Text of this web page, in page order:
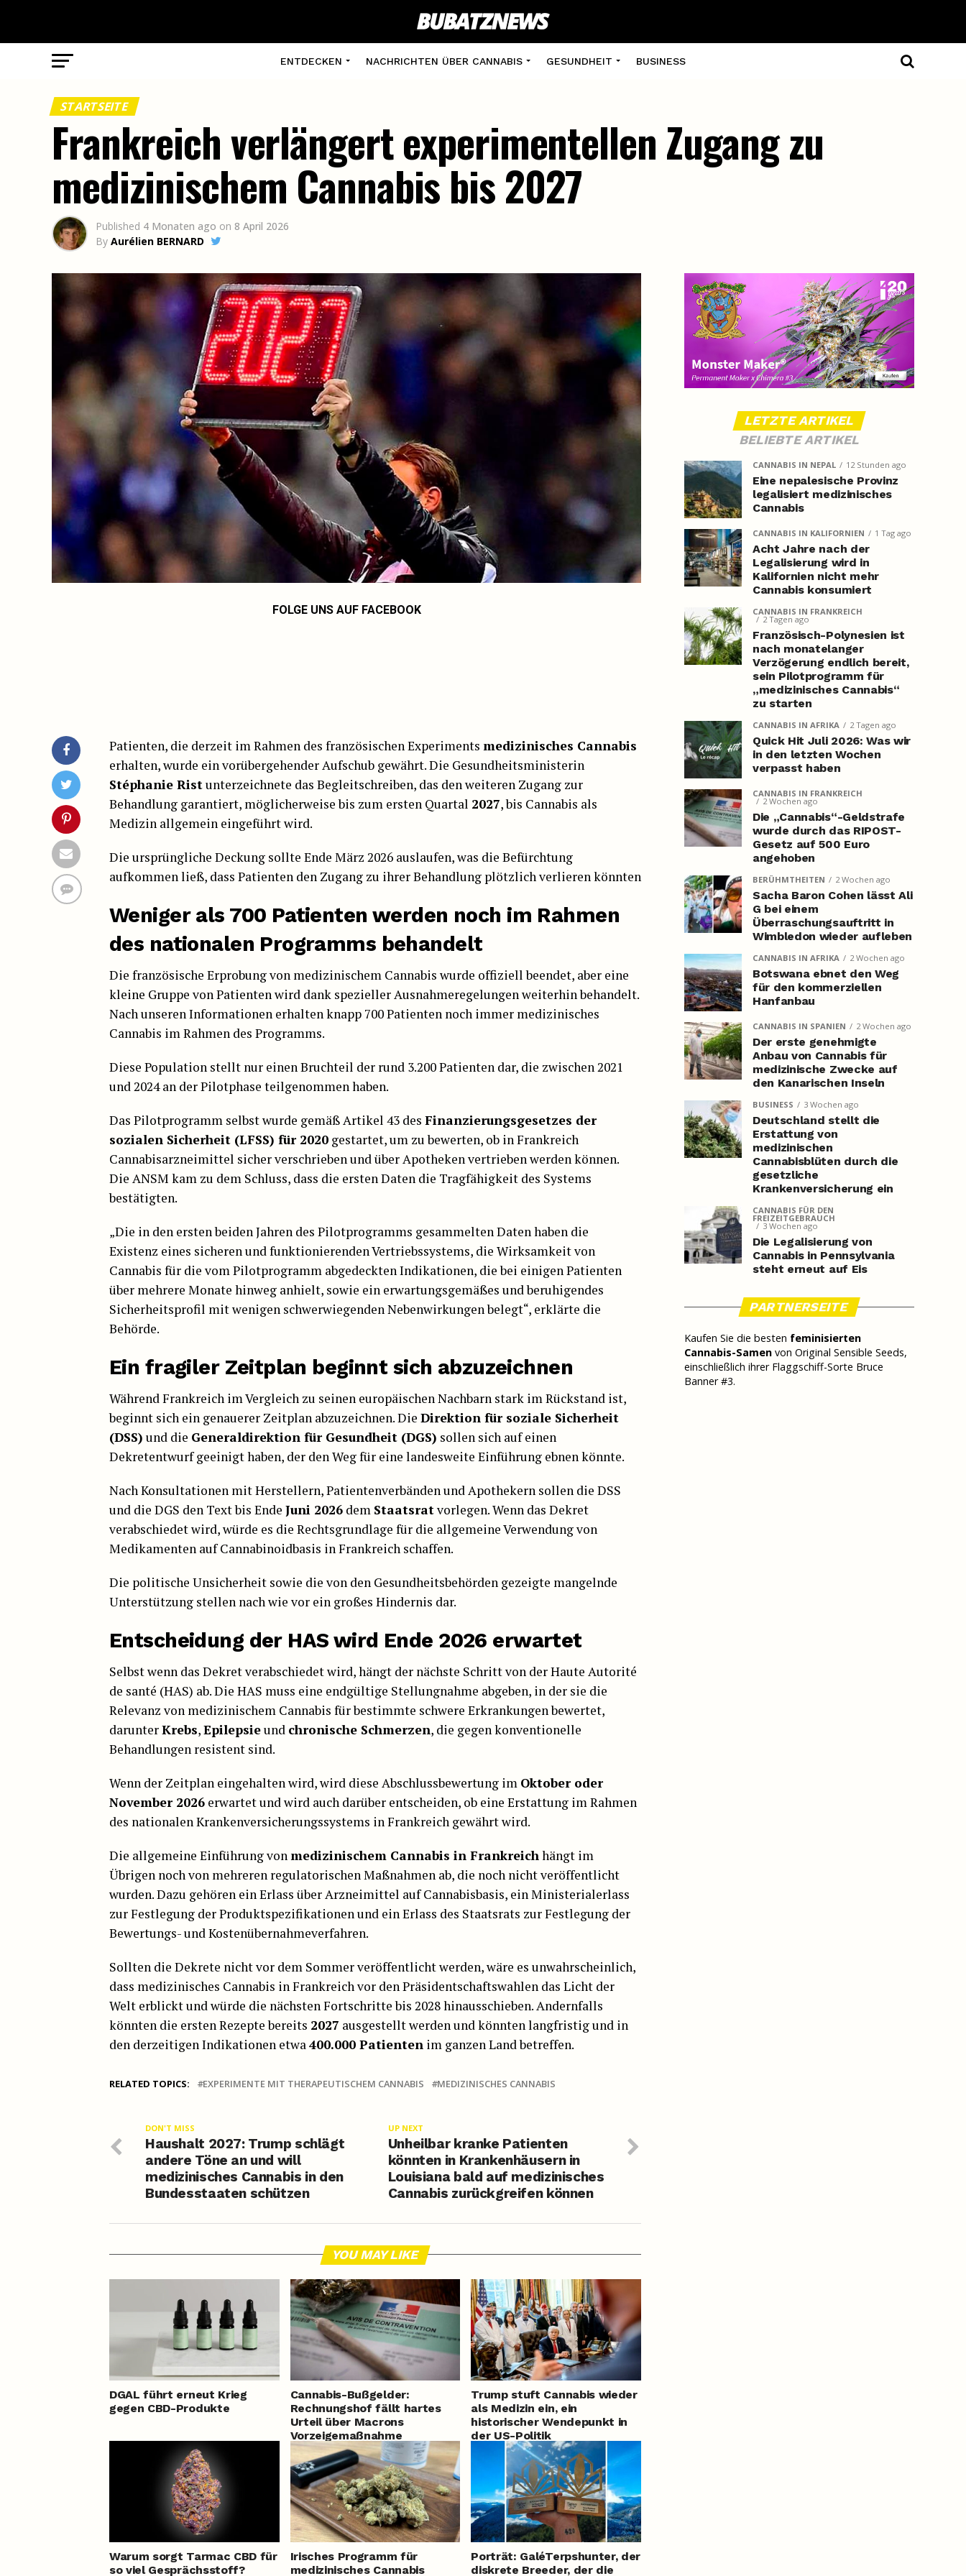
ENTDECKEN NACHRICHTEN ÜBER CANNABIS GESUNDHEIT BUSINESS
STARTSEITE
Frankreich verlängert experimentellen Zugang zu
medizinischem Cannabis bis 2027
Published 4 Monaten ago on 8 April 2026
By Aurélien BERNARD
FOLGE UNS AUF FACEBOOK
Patienten, die derzeit im Rahmen des französischen Experiments medizinisches Cannabis
erhalten, wurde ein vorübergehender Aufschub gewährt. Die Gesundheitsministerin
Stéphanie Ristunterzeichnete das Begleitschreiben, das den weiteren Zugang zur
Behandlung garantiert, möglicherweise bis zum ersten Quartal 2027, bis Cannabis als
Medizin allgemein eingeführt wird.
Die ursprüngliche Deckung sollte Ende März 2026 auslaufen, was die Befürchtung
aufkommen ließ, dass Patienten den Zugang zu ihrer Behandlung plötzlich verlieren könnten
Weniger als 700 Patienten werden noch im Rahmen
des nationalen Programms behandelt
Die französische Erprobung von medizinischem Cannabis wurde offiziell beendet, aber eine
kleine Gruppe von Patienten wird dank spezieller Ausnahmeregelungen weiterhin behandelt.
Nach unseren Informationen erhalten knapp 700 Patienten noch immer medizinisches
Cannabis im Rahmen des Programms.
Diese Population stellt nur einen Bruchteil der rund 3.200 Patienten dar, die zwischen 2021
und 2024 an der Pilotphase teilgenommen haben.
Das Pilotprogramm selbst wurde gemäß Artikel 43 des Finanzierungsgesetzes der
sozialen Sicherheit (LFSS) für 2020 gestartet, um zu bewerten, ob in Frankreich
Cannabisarzneimittel sicher verschrieben und über Apotheken vertrieben werden können.
Die ANSM kam zu dem Schluss, dass die ersten Daten die Tragfähigkeit des Systems
bestätigten.
„Die in den ersten beiden Jahren des Pilotprogramms gesammelten Daten haben die
Existenz eines sicheren und funktionierenden Vertriebssystems, die Wirksamkeit von
Cannabis für die vom Pilotprogramm abgedeckten Indikationen, die bei einigen Patienten
über mehrere Monate hinweg anhielt, sowie ein erwartungsgemäßes und beruhigendes
Sicherheitsprofil mit wenigen schwerwiegenden Nebenwirkungen belegt“, erklärte die
Behörde.
Ein fragiler Zeitplan beginnt sich abzuzeichnen
Während Frankreich im Vergleich zu seinen europäischen Nachbarn stark im Rückstand ist,
beginnt sich ein genauerer Zeitplan abzuzeichnen. Die Direktion für soziale Sicherheit
(DSS) und die Generaldirektion für Gesundheit (DGS) sollen sich auf einen
Dekretentwurf geeinigt haben, der den Weg für eine landesweite Einführung ebnen könnte.
Nach Konsultationen mit Herstellern, Patientenverbänden und Apothekern sollen die DSS
und die DGS den Text bis Ende Juni 2026 dem Staatsratvorlegen. Wenn das Dekret
verabschiedet wird, würde es die Rechtsgrundlage für die allgemeine Verwendung von
Medikamenten auf Cannabinoidbasis in Frankreich schaffen.
Die politische Unsicherheit sowie die von den Gesundheitsbehörden gezeigte mangelnde
Unterstützung stellen nach wie vor ein großes Hindernis dar.
Entscheidung der HAS wird Ende 2026 erwartet
Selbst wenn das Dekret verabschiedet wird, hängt der nächste Schritt von der Haute Autorité
de santé (HAS) ab. Die HAS muss eine endgültige Stellungnahme abgeben, in der sie die
Relevanz von medizinischem Cannabis für bestimmte schwere Erkrankungen bewertet,
darunterKrebs,Epilepsieund chronische Schmerzen, die gegen konventionelle
Behandlungen resistent sind.
Wenn der Zeitplan eingehalten wird, wird diese Abschlussbewertung im Oktober oder
November 2026 erwartet und wird auch darüber entscheiden, ob eine Erstattung im Rahmen
des nationalen Krankenversicherungssystems in Frankreich gewährt wird.
Die allgemeine Einführung von medizinischem Cannabis in Frankreich hängt im
Übrigen noch von mehreren regulatorischen Maßnahmen ab, die noch nicht veröffentlicht
wurden. Dazu gehören ein Erlass über Arzneimittel auf Cannabisbasis, ein Ministerialerlass
zur Festlegung der Produktspezifikationen und ein Erlass des Staatsrats zur Festlegung der
Bewertungs- und Kostenübernahmeverfahren.
Sollten die Dekrete nicht vor dem Sommer veröffentlicht werden, wäre es unwahrscheinlich,
dass medizinisches Cannabis in Frankreich vor den Präsidentschaftswahlen das Licht der
Welt erblickt und würde die nächsten Fortschritte bis 2028 hinausschieben. Andernfalls
könnten die ersten Rezepte bereits 2027 ausgestellt werden und könnten langfristig und in
den derzeitigen Indikationen etwa 400.000 Patienten im ganzen Land betreffen.
RELATED TOPICS: EXPERIMENTE MIT THERAPEUTISCHEM CANNABIS MEDIZINISCHES CANNABIS
UP NEXT
Unheilbar kranke Patienten
könnten in Krankenhäusern in
Louisiana bald auf medizinisches
Cannabis zurückgreifen können
DON'T MISS
Haushalt 2027: Trump schlägt
andere Töne an und will
medizinisches Cannabis in den
Bundesstaaten schützen
YOU MAY LIKE
DGAL führt erneut Krieg
gegen CBD-Produkte
Cannabis-Bußgelder:
Rechnungshof fällt hartes
Urteil über Macrons
Vorzeigemaßnahme
Trump stuft Cannabis wieder
als Medizin ein, ein
historischer Wendepunkt in
der US-Politik
Warum sorgt Tarmac CBD für
so viel Gesprächsstoff?
Irisches Programm für
medizinisches Cannabis
Porträt: GaléTerpshunter, der
diskrete Breeder, der die
LETZTE ARTIKEL
BELIEBTE ARTIKEL
CANNABIS IN NEPAL 12 Stunden ago
Eine nepalesische Provinz
legalisiert medizinisches
Cannabis
CANNABIS IN KALIFORNIEN 1 Tag ago
Acht Jahre nach der
Legalisierung wird in
Kalifornien nicht mehr
Cannabis konsumiert
CANNABIS IN FRANKREICH
2 Tagen ago
Französisch-Polynesien ist
nach monatelanger
Verzögerung endlich bereit,
sein Pilotprogramm für
„medizinisches Cannabis“
zu starten
CANNABIS IN AFRIKA 2 Tagen ago
Quick Hit Juli 2026: Was wir
in den letzten Wochen
verpasst haben
CANNABIS IN FRANKREICH
2 Wochen ago
Die „Cannabis“-Geldstrafe
wurde durch das RIPOST-
Gesetz auf 500 Euro
angehoben
BERÜHMTHEITEN 2 Wochen ago
Sacha Baron Cohen lässt Ali
G bei einem
Überraschungsauftritt in
Wimbledon wieder aufleben
CANNABIS IN AFRIKA 2 Wochen ago
Botswana ebnet den Weg
für den kommerziellen
Hanfanbau
CANNABIS IN SPANIEN 2 Wochen ago
Der erste genehmigte
Anbau von Cannabis für
medizinische Zwecke auf
den Kanarischen Inseln
BUSINESS 3 Wochen ago
Deutschland stellt die
Erstattung von
medizinischen
Cannabisblüten durch die
gesetzliche
Krankenversicherung ein
CANNABIS FÜR DEN
FREIZEITGEBRAUCH
3 Wochen ago
Die Legalisierung von
Cannabis in Pennsylvania
steht erneut auf Eis
PARTNERSEITE
Kaufen Sie die besten feminisierten
Cannabis-Samen von Original Sensible Seeds,
einschließlich ihrer Flaggschiff-Sorte Bruce
Banner #3.